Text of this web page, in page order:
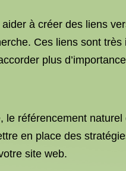
à créer des liens
Ces liens sont
plus
référencement
en place des
site web.